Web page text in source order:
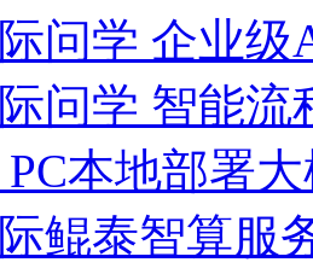
问学 企业级
问学 智能流
本地部署
鲲泰智算服